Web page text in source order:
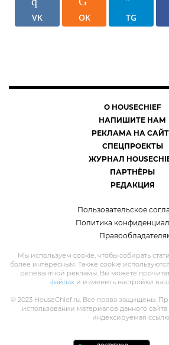
VK OK TG
О HOUSECHIEF
НАПИШИТЕ НАМ
РЕКЛАМА НА
СПЕЦПРОЕКТЫ
ЖУРНАЛ
ПАРТНЁРЫ
РЕДАКЦИЯ
Пользовательское
Политика
Мы используем cookie, чтобы собирать
более интересным. Также cookie
релевантной рекламы. Вы можете
файлахи изменить настройки
© 2023 HouseChief.ru. Все права защищены.
использовании материалов данного сайта
индексируемая